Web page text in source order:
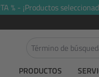
% - ¡Productos
PRODUCTOS